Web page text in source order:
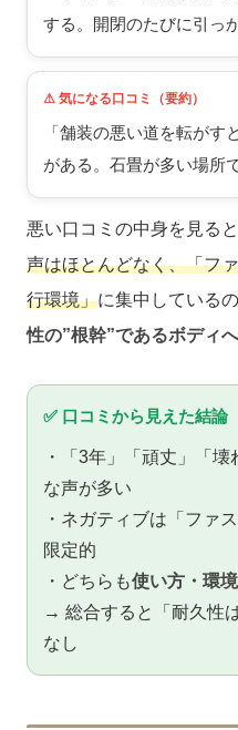
する。開閉のたびに引っ
⚠ 気になる口コミ（要約）
「舗装の悪い道を転がす
がある。石畳が多い場所
悪い口コミの中身を見ると
声はほとんどなく、「フ
行環境」に集中している
性の”根幹”であるボディ
✅ 口コミから見えた結論
・「3年」「頑丈」「
な声が多い
・ネガティブは「ファ
限定的
・どちらも使い方・環
→ 総合すると「耐久性
なし